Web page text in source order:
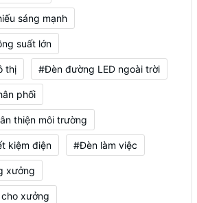
sáng mạnh
suất lớn
thị #Đèn đường LED ngoài trời
phối
thiện môi trường
kiệm điện #Đèn làm việc
xưởng
xưởng